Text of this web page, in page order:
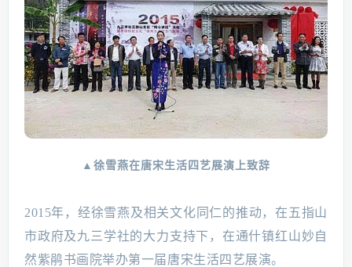
▲徐雪燕在唐宋生活四艺展演上致辞
2015年，经徐雪燕及相关文化同仁的推动，在五指山
市政府及九三学社的大力支持下，在通什镇红山妙自
然紫鹃书画院举办第一届唐宋生活四艺展演。